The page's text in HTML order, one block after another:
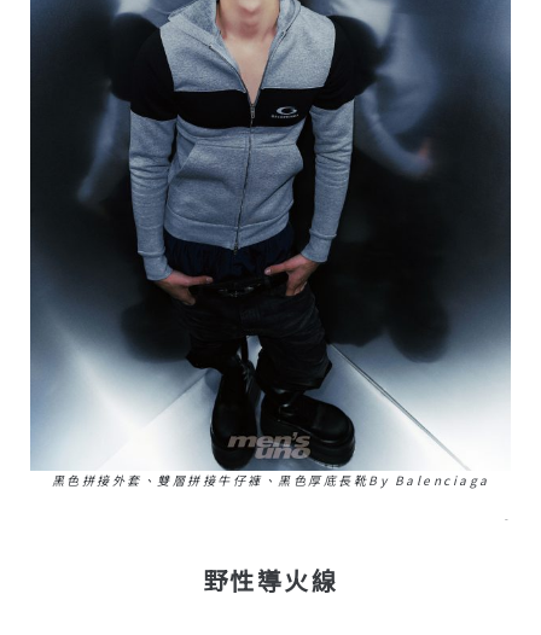
黑色拼接外套、雙層拼接牛仔褲、黑色厚底長靴by Balenciaga
–
野性導火線